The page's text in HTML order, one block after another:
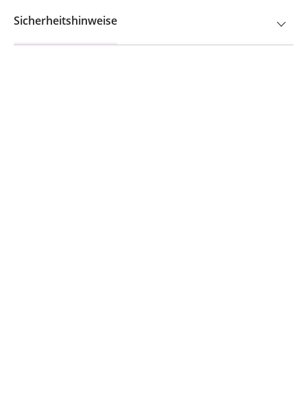
Sicherheitshinweise